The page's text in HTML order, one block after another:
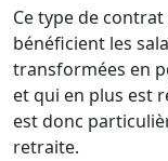
Ce type de
bénéficient les
transformées en
et qui en plus est
est donc
retraite.